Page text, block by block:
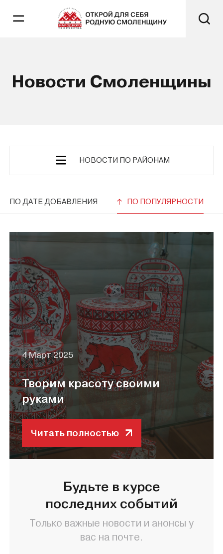
Новости Смоленщины
НОВОСТИ ПО РАЙОНАМ
ПО ДАТЕ ДОБАВЛЕНИЯ ПО ПОПУЛЯРНОСТИ
4 Март 2025
Творим красоту своими
руками
Читать полностью
Будьте в курсе
последних событий
Только важные новости и анонсы у
вас на почте.